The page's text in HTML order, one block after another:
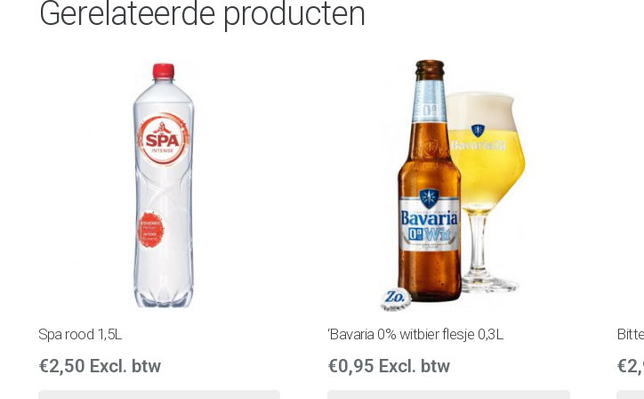
Gerelateerde producten
Spa rood 1,5L
€2,50 Excl. btw
‘Bavaria 0% witbier flesje 0,3L
€0,95 Excl. btw €